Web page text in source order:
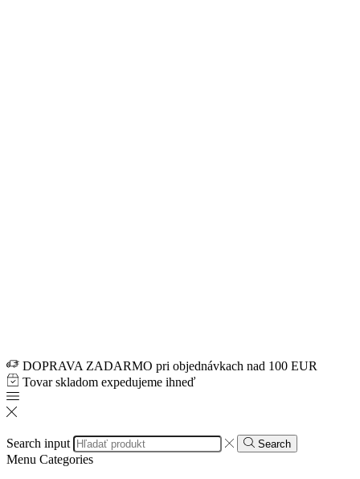
DOPRAVA ZADARMO pri objednávkach nad 100 EUR
Tovar skladom expedujeme ihneď
Search input Search
Menu Categories